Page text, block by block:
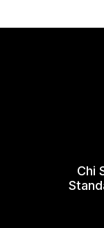
Chi